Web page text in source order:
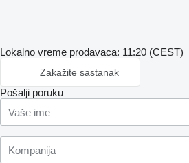
Lokalno vreme prodavaca: 11:20 (CEST)
Zakažite sastanak
Pošalji poruku